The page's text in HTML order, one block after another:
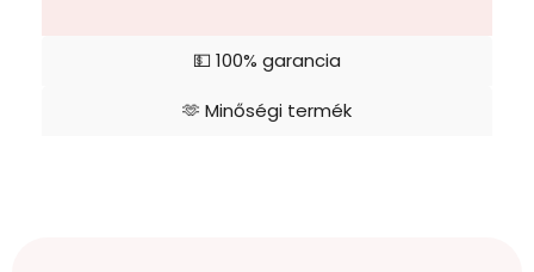
💵 100% garancia
🫶 Minőségi termék